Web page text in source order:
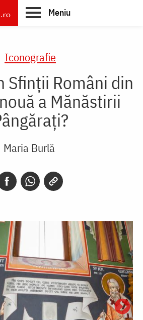
Meniu
Iconografie
Sfinții Români din
a Mănăstirii
Maria Burlă